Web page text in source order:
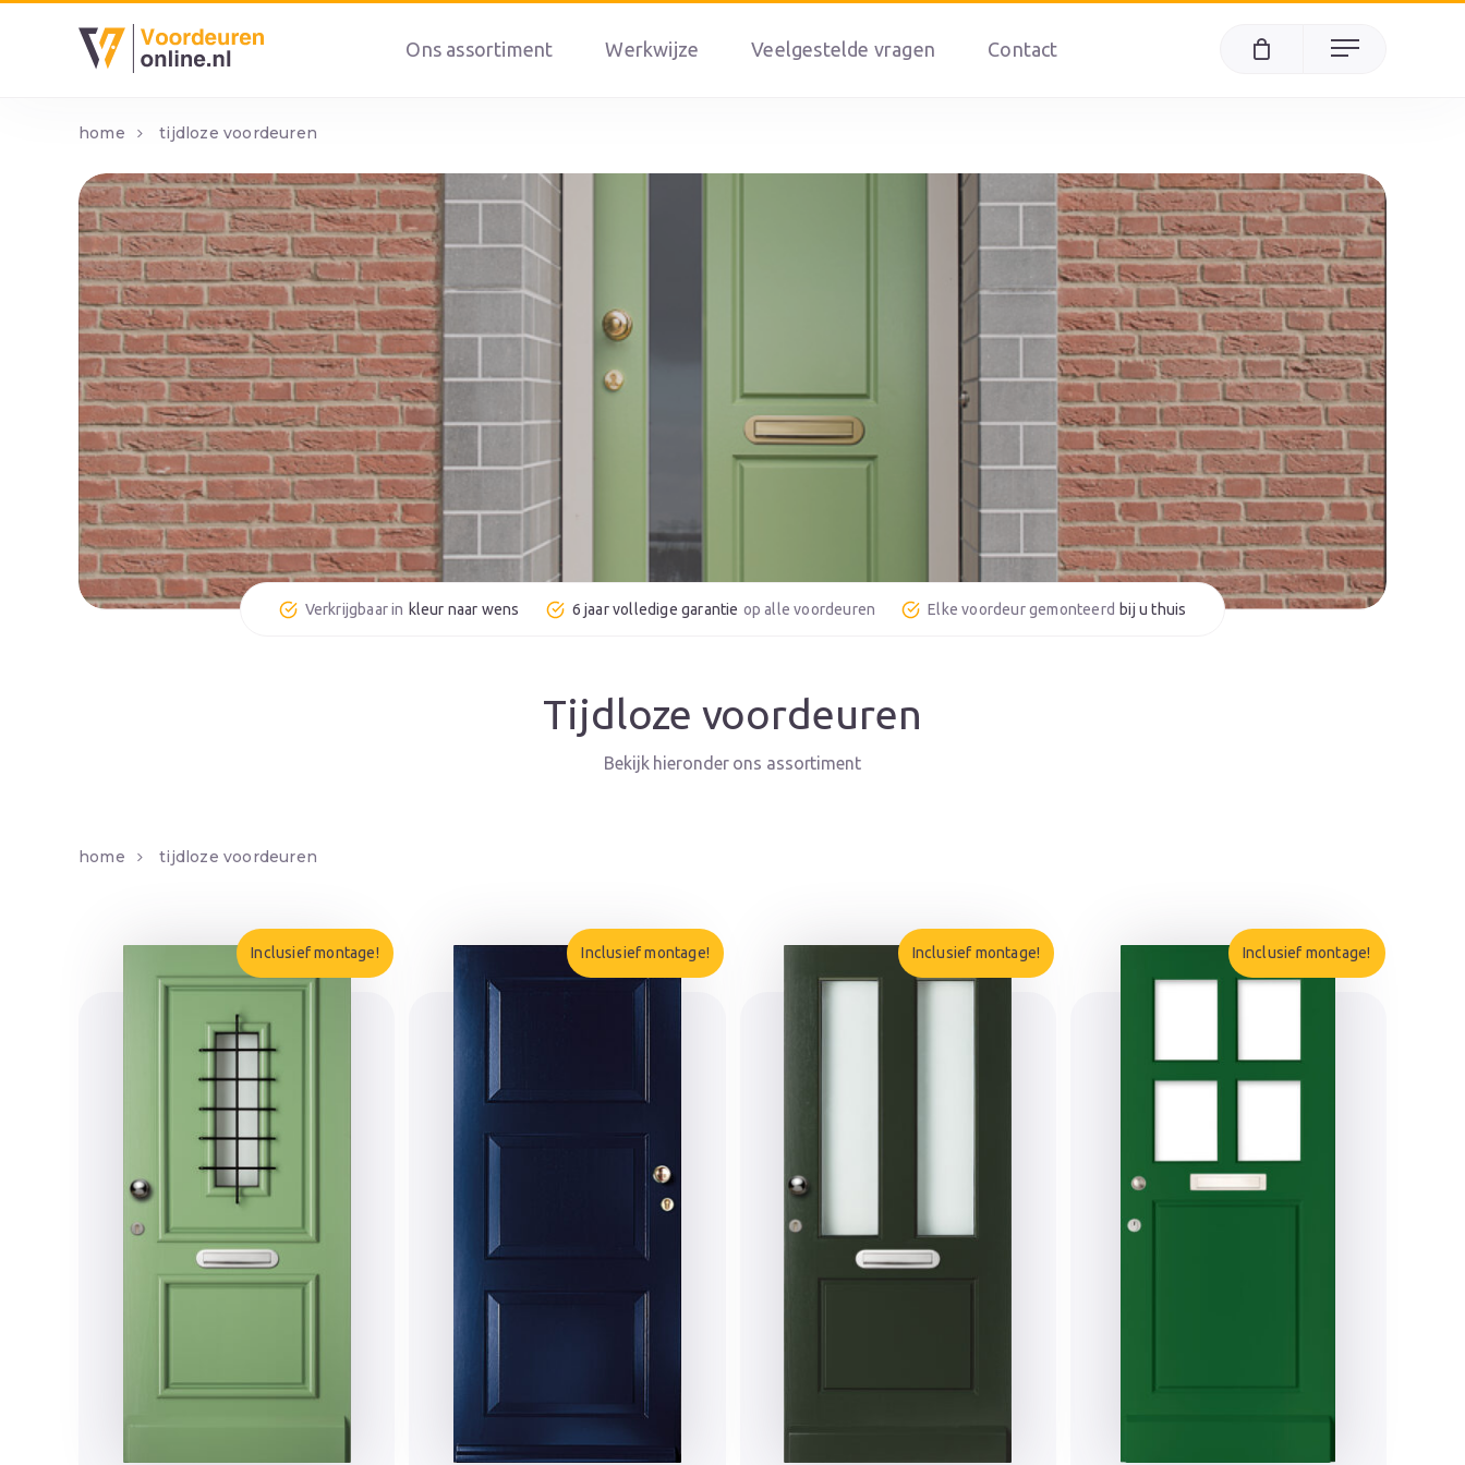
Ons assortiment Werkwijze Veelgestelde vragen Contact Menu
home tijdloze voordeuren
kleur naar wens 6 jaar volledige garantie bij u thuis
Tijdloze voordeuren
home tijdloze voordeuren
Inclusief montage! Inclusief montage! Inclusief montage! Inclusief montage!